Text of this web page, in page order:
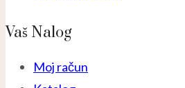
Vaš Nalog
Moj račun